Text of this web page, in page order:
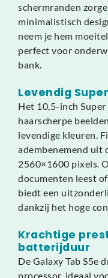
schermranden
minimalistisch
neem je hem
perfect voor
bank.
Levendig
Het 10,5-inch
haarscherpe
levendige kleuren.
adembenemend uit
2560×1600 pixels.
documenten leest
biedt een
dankzij het hoge
Krachtige
batterijduur
De Galaxy Tab S5e
processor, ideaal